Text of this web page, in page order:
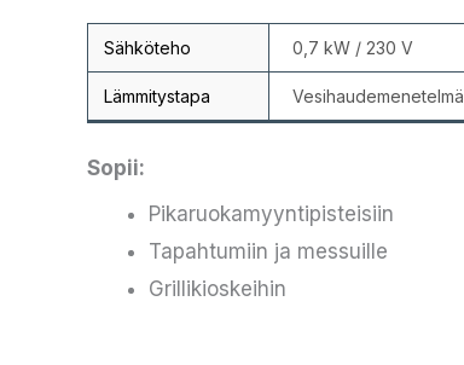
Sähköteho 0,7 kW / 230 V
Lämmitystapa Vesihaudemenetelmä
Sopii:
Pikaruokamyyntipisteisiin
Tapahtumiin ja messuille
Grillikioskeihin